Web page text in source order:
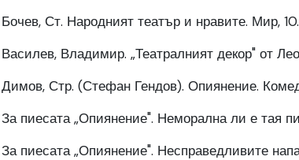
Бочев, Ст. Народният театър и нравите. Мир,
Василев, Владимир. „Театралният декор" от
Димов, Стр. (Стефан Гендов). Опиянение.
За пиесата „Опиянение". Неморална ли е тая
За пиесата „Опиянение". Несправедливите